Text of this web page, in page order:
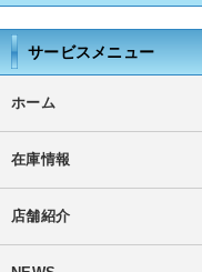
サービスメニュー
ホーム
在庫情報
店舗紹介